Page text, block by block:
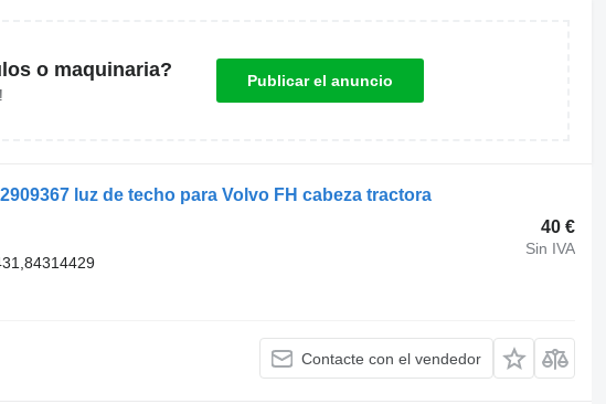
o maquinaria?
Publicar el anuncio
luz de techo para Volvo FH cabeza tractora
40 €
Sin IVA
Contacte con el vendedor